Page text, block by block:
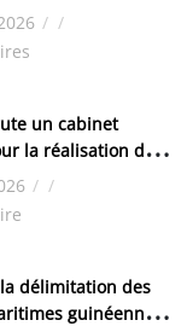
: « Si ce sont
on trouve tous les
/ /
un cabinet
la réalisation des
/ /
délimitation des